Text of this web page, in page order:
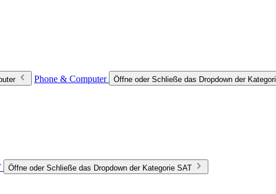
Phone & Computer Öffne oder Schließe das Dropdown der
Öffne oder Schließe das Dropdown der Kategorie SAT